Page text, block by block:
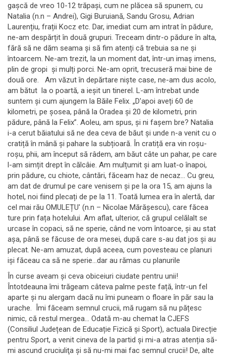
gașcă de vreo 10-12 trăpași, cum ne plăcea să spunem, cu
Natalia (n.n – Andrei), Gigi Buruiană, Sandu Grosu, Adrian
Laurențiu, frații Kocz etc. Dar, imediat cum am intrat în pădure,
ne-am despărțit în două grupuri. Treceam dintr-o pădure în alta,
fără să ne dăm seama și să fim atenți că trebuia sa ne și
întoarcem. Ne-am trezit, la un moment dat, într-un imaș imens,
plin de gropi și mulți porci. Ne-am oprit, trecuseră mai bine de
două ore. Am văzut în depărtare niște case, ne-am dus acolo,
am bătut la o poartă, a ieșit un tinerel. L-am întrebat unde
suntem și cum ajungem la Băile Felix. „D'apoi aveți 60 de
kilometri, pe șosea, până la Oradea și 20 de kilometri, prin
pădure, până la Felix”. Aoleu, am spus, şi ni faşem bre? Natalia
i-a cerut băiatului să ne dea ceva de băut și unde n-a venit cu o
cratiță în mână și pahare la subțioară. În cratiță era vin roșu-
roșu, phii, am început să râdem, am băut câte un pahar, pe care
l-am simțit drept în călcâie. Am mulțumit și am luat-o înapoi,
prin pădure, cu chiote, cântări, făceam haz de necaz... Cu greu,
am dat de drumul pe care venisem și pe la ora 15, am ajuns la
hotel, noi fiind plecați de pe la 11. Toată lumea era în alertă, dar
cel mai rău OMULEȚU' (n.n – Nicolae Mărășescu), care făcea
ture prin fața hotelului. Am aflat, ulterior, că grupul celălalt se
urcase în copaci, să ne sperie, când ne vom întoarce, și au stat
așa, până se făcuse de ora mesei, după care s-au dat jos și au
plecat. Ne-am amuzat, după aceea, cum povesteau ce planuri
iși făceau ca să ne sperie...dar au rămas cu planurile
În curse aveam și ceva obiceiuri ciudate pentru unii!
Întotdeauna îmi trăgeam câteva palme peste față, într-un fel
aparte și nu alergam dacă nu îmi puneam o floare în păr sau la
urache. Îmi făceam semnul crucii, mă rugam să nu pățesc
nimic, că restul mergea... Odată m-au chemat la CJEFS
(Consiliul Județean de Educație Fizică și Sport), actuala Direcție
pentru Sport, a venit cineva de la partid și mi-a atras atenția să-
mi ascund cruciuliţa și să nu-mi mai fac semnul crucii! De, alte